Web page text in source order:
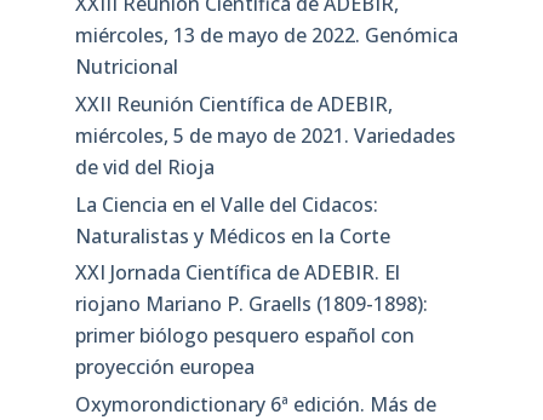
miércoles, 13 de mayo de 2022. Genómica
Nutricional
XXII Reunión Científica de ADEBIR,
miércoles, 5 de mayo de 2021. Variedades
de vid del Rioja
La Ciencia en el Valle del Cidacos:
Naturalistas y Médicos en la Corte
XXI Jornada Científica de ADEBIR. El
riojano Mariano P. Graells (1809-1898):
primer biólogo pesquero español con
proyección europea
Oxymorondictionary 6ª edición. Más de